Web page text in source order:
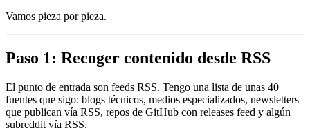
Vamos pieza por pieza.
Paso 1: Recoger contenido desde RSS
El punto de entrada son feeds RSS. Tengo una lista de unas 40
fuentes que sigo: blogs técnicos, medios especializados, newsletters
que publican vía RSS, repos de GitHub con releases feed y algún
subreddit vía RSS.